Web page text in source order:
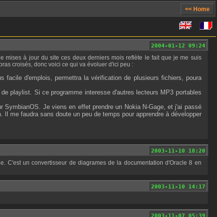
<< Home
2004-01-12 09:24
croisés, donc voici ce qui va évoluer d'ici peu :
facile d'emplois, permettra la vérification de plusieurs fichiers, poura
playlist. Si ce programme interesse d'autres lecteurs MP3 portables
Je viens en effet prendre un Nokia N-Gage, et j'ai passé
me faudra sans doute un peu de temps pour apprendre à développer
2003-11-10 18:20
2003-11-10 14:17